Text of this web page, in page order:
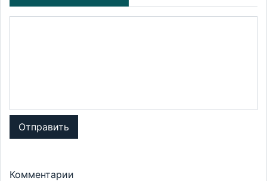
Отправить
Комментарии